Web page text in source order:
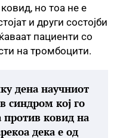
но тоа не е
и други состојби
пациенти со
на тромбоцити.
дена научниот
синдром кој го
против ковид на
дека е од